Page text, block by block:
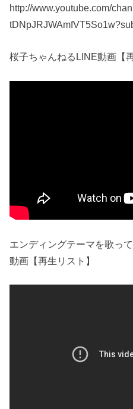
http://www.youtube.com/
桜子ちゃんねるLINE動画【
エンディングテーマを歌っ
動画【再生リスト】